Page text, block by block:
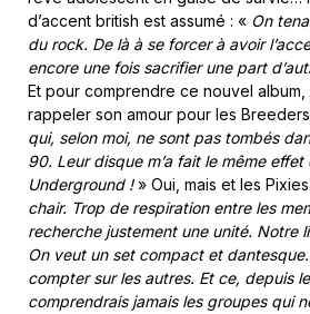
d’accent british est assumé : « On
du rock. De là à se forcer à avoir
encore une fois sacrifier une part
Et pour comprendre ce nouvel album,
rappeler son amour pour les
qui, selon moi, ne sont pas tombés
90. Leur disque m’a fait le même
Underground !» Oui, mais et les
chair. Trop de respiration entre les
recherche justement une unité. Notre
On veut un set compact et
compter sur les autres. Et ce, depuis
comprendrais jamais les groupes qui